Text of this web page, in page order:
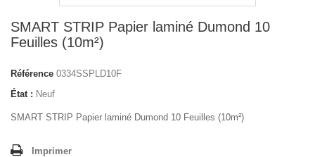
SMART STRIP Papier laminé Dumond 10
Feuilles (10m²)
Référence 0334SSPLD10F
État : Neuf
SMART STRIP Papier laminé Dumond 10 Feuilles (10m²)
Imprimer